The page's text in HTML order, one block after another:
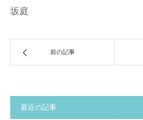
坂庭
前の記事
最近の記事